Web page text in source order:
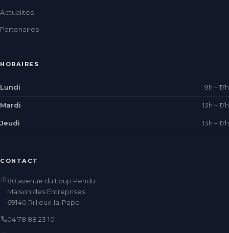
Actualités
Partenaires
HORAIRES
Lundi 9h – 17h
Mardi 13h – 17h
Jeudi 13h – 17h
CONTACT
80 avenue du Loup Pendu
Maison des Entreprises
69140 Rillieux-la-Pape
04 78 88 23 10